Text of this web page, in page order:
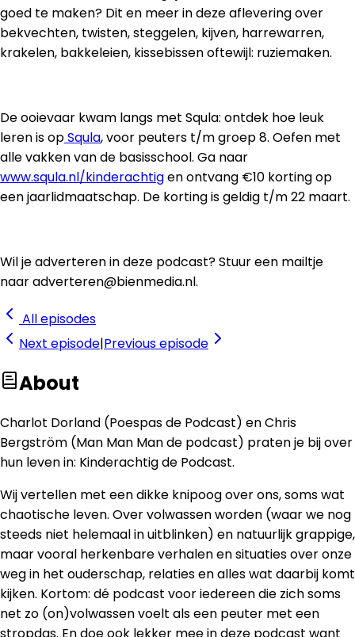
goed te maken? Dit en meer in deze aflevering over
bekvechten, twisten, steggelen, kijven, harrewarren,
krakelen, bakkeleien, kissebissen oftewijl: ruziemaken.
De ooievaar kwam langs met Squla: ontdek hoe leuk
leren is opSqula, voor peuters t/m groep 8. Oefen met
alle vakken van de basisschool. Ga naar
www.squla.nl/kinderachtigen ontvang €10 korting op
een jaarlidmaatschap. De korting is geldig t/m 22 maart.
Wil je adverteren in deze podcast? Stuur een mailtje
naar adverteren@bienmedia.nl.
All episodes
Next episode|Previousepisode
About
Charlot Dorland (Poespas de Podcast) en Chris
Bergström (Man Man Man de podcast) praten je bij over
hun leven in: Kinderachtig de Podcast.
Wij vertellen met een dikke knipoog over ons, soms wat
chaotische leven. Over volwassen worden (waar we nog
steeds niet helemaal in uitblinken) en natuurlijk grappige,
maar vooral herkenbare verhalen en situaties over onze
weg in het ouderschap, relaties en alles wat daarbij komt
kijken. Kortom: dé podcast voor iedereen die zich soms
net zo (on)volwassen voelt als een peuter met een